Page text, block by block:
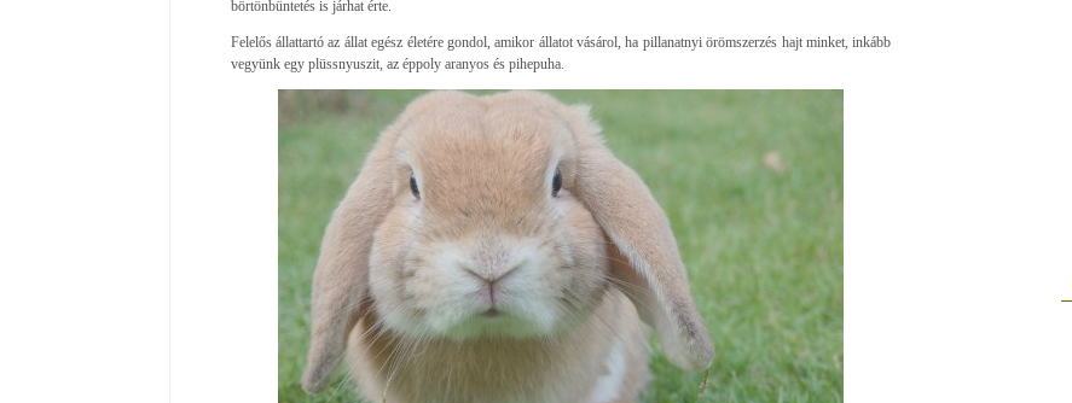
börtönbüntetés is járhat érte.
Felelős állattartó az állat egész életére gondol, amikor állatot vásárol, ha pillanatnyi örömszerzés hajt minket, inkább
vegyünk egy plüssnyuszit, az éppoly aranyos és pihepuha.